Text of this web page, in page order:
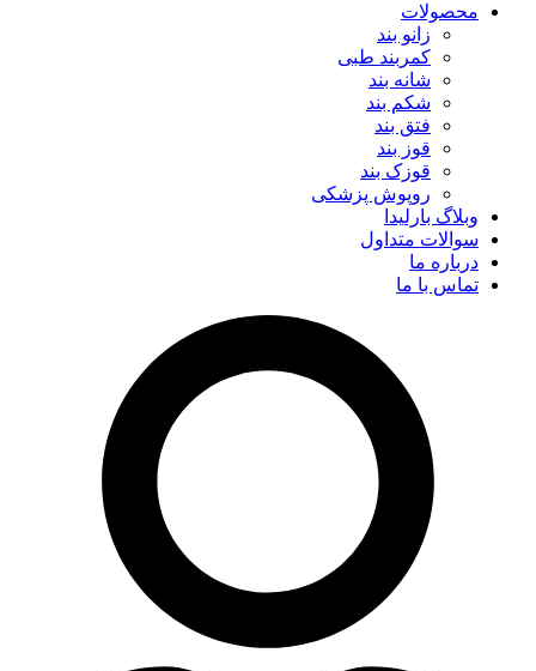
محصولات
زانو بند
کمربند طبی
شانه بند
شکم بند
فتق بند
قوز بند
قوزک بند
روپوش پزشکی
وبلاگ بارلیدا
سوالات متداول
درباره ما
تماس با ما